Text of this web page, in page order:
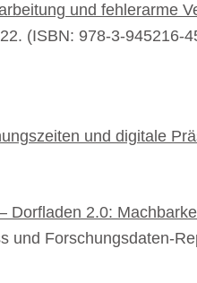
und fehlerarme
(ISBN: 978-3-945216-
und digitale
Dorfladen 2.0:
und Forschungsdaten-